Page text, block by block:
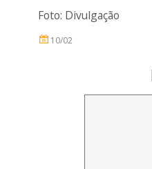
Foto: Divulgação
10/02